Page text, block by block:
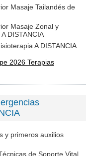
Masaje Tailandés de
Masaje Zonal y
DISTANCIA
A DISTANCIA
2026 Terapias
y primeros auxilios
de Soporte Vital